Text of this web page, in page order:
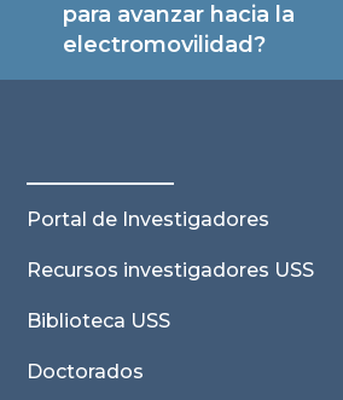
para avanzar hacia la
electromovilidad?
Portal de Investigadores
Recursos investigadores USS
Biblioteca USS
Doctorados